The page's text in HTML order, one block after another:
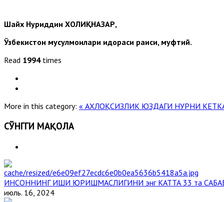
Шайх Нуриддин ХОЛИҚНАЗАР,
Ўзбекистон мусулмонлари идораси раиси, муфтий.
Read 1994times
More in this category: « АХЛОҚСИЗЛИК ЮЗДАГИ НУРНИ
СЎНГГИ МАҚОЛА
ИНСОННИНГ ИШИ ЮРИШМАСЛИГИНИ энг КАТТА 33 та
июль. 16, 2024